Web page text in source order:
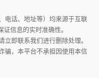
电话、地址等）均来源于互联
信息的实时准确性。
即联系我们进行删除处理。
骗，本平台不承担因使用本信